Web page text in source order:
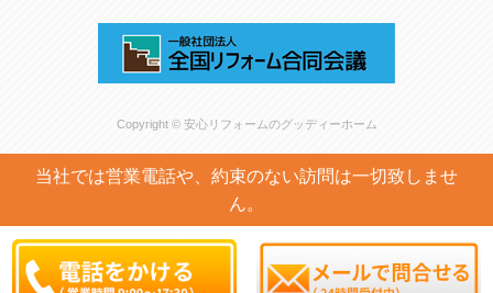
Copyright © 安心リフォームのグッディーホーム
当社では営業電話や、約束のない訪問は一切致しませ
ん。